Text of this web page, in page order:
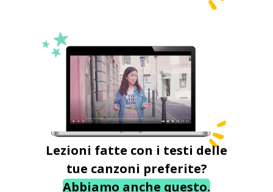
Lezioni fatte con i testi delle
tue canzoni preferite?
Abbiamo anche questo.